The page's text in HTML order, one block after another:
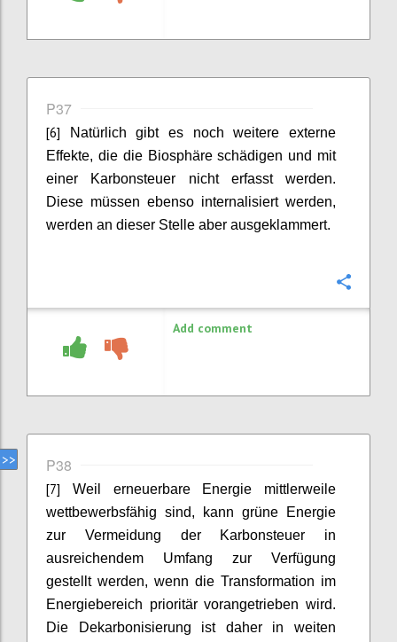
P37
[6]
Natürlich gibt es noch weitere externe
Effekte, die die Biosphäre schädigen und mit
einer Karbonsteuer nicht erfasst werden.
Diese müssen ebenso internalisiert werden,
werden an dieser Stelle aber ausgeklammert.
Add comment
P38
[7]
Weil erneuerbare Energie mittlerweile
wettbewerbsfähig sind, kann grüne Energie
zur Vermeidung der Karbonsteuer in
ausreichendem Umfang zur Verfügung
gestellt werden, wenn die Transformation im
Energiebereich prioritär vorangetrieben wird.
Die Dekarbonisierung ist daher in weiten